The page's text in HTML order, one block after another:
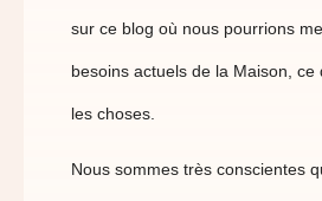
sur ce blog où nous pourrions
besoins actuels de la Maison, ce
les choses.
Nous sommes très conscientes